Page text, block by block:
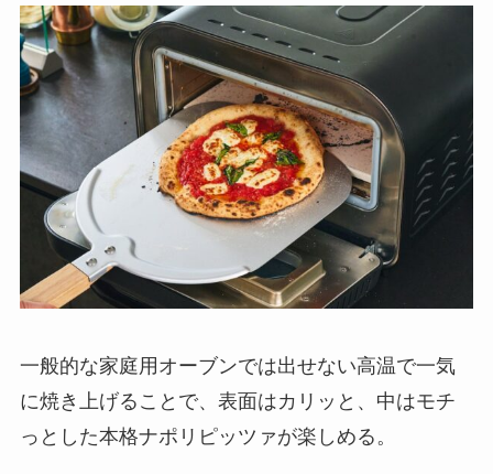
一般的な家庭用オーブンでは出せない高温で一気
に焼き上げることで、表面はカリッと、中はモチ
っとした本格ナポリピッツァが楽しめる。